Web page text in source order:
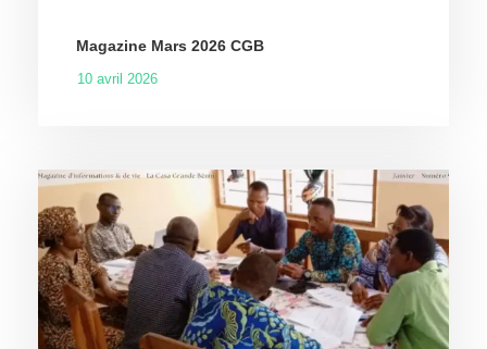
Magazine Mars 2026 CGB
10 avril 2026